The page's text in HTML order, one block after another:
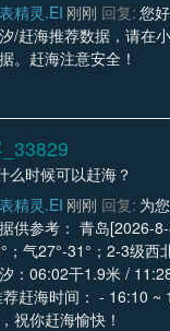
精灵.EI 刚刚 回复: 您
/赶海推荐数据，请在
。赶海注意安全！
么时候可以赶海？
精灵.EI 刚刚 回复: 为
供参考： 青岛[2026-
；气27°-31°；2-3级西
：06:02干1.9米 /
赶海时间： - 16:10 ~
祝你赶海愉快！